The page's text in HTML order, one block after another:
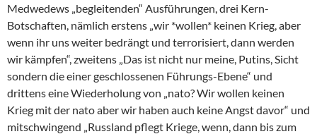
Medwedews „begleitenden“ Ausführungen, drei Kern-
Botschaften, nämlich erstens „wir *wollen* keinen Krieg, aber
wenn ihr uns weiter bedrängt und terrorisiert, dann werden
wir kämpfen“, zweitens „Das ist nicht nur meine, Putins, Sicht
sondern die einer geschlossenen Führungs-Ebene“ und
drittens eine Wiederholung von „nato? Wir wollen keinen
Krieg mit der nato aber wir haben auch keine Angst davor“ und
mitschwingend „Russland pflegt Kriege, wenn, dann bis zum